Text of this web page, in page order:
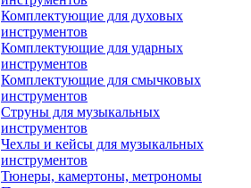
Комплектующие для духовых
инструментов
Комплектующие для ударных
инструментов
Комплектующие для смычковых
инструментов
Струны для музыкальных
инструментов
Чехлы и кейсы для музыкальных
инструментов
Тюнеры, камертоны, метрономы